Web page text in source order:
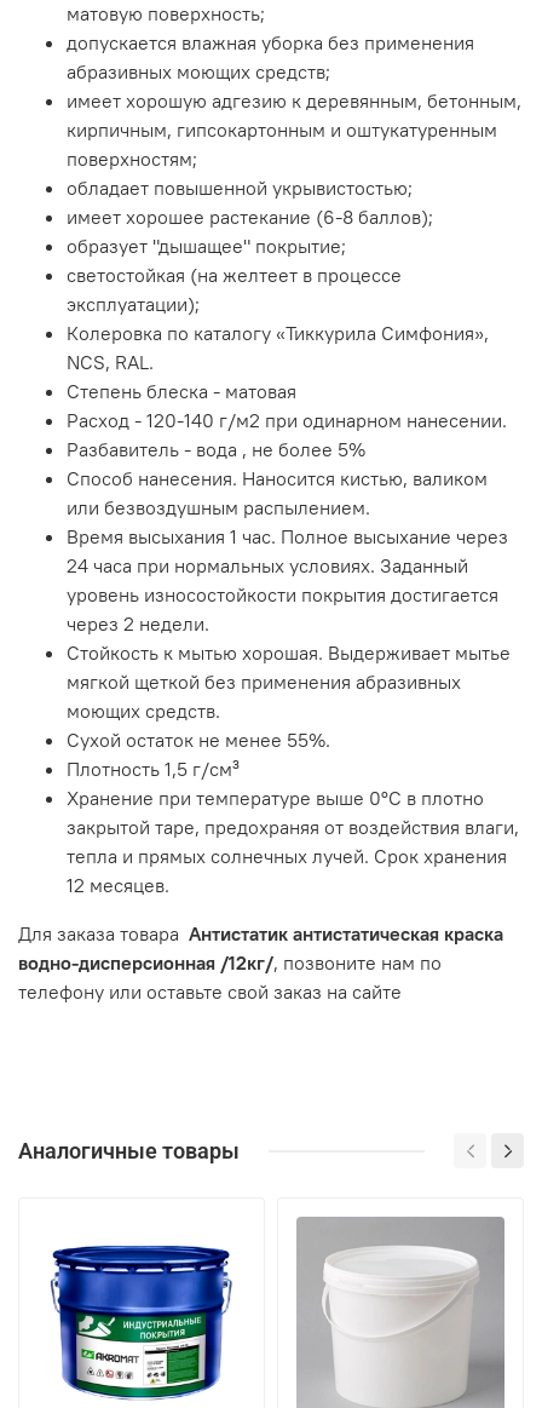
матовую поверхность;
допускается влажная уборка без применения
абразивных моющих средств;
имеет хорошую адгезию к деревянным, бетонным,
кирпичным, гипсокартонным и оштукатуренным
поверхностям;
обладает повышенной укрывистостью;
имеет хорошее растекание (6-8 баллов);
образует "дышащее" покрытие;
светостойкая (на желтеет в процессе
эксплуатации);
Колеровка по каталогу «Тиккурила Симфония»,
NCS, RAL.
Степень блеска - матовая
Расход - 120-140 г/м2 при одинарном нанесении.
Разбавитель - вода , не более 5%
Способ нанесения. Наносится кистью, валиком
или безвоздушным распылением.
Время высыхания 1 час. Полное высыхание через
24 часа при нормальных условиях. Заданный
уровень износостойкости покрытия достигается
через 2 недели.
Стойкость к мытью хорошая. Выдерживает мытье
мягкой щеткой без применения абразивных
моющих средств.
Сухой остаток не менее 55%.
Плотность 1,5 г/см³
Хранение при температуре выше 0ºС в плотно
закрытой таре, предохраняя от воздействия влаги,
тепла и прямых солнечных лучей. Срок хранения
12 месяцев.
Для заказа товара Антистатик антистатическая краска
водно-дисперсионная /12кг/, позвоните нам по
телефону или оставьте свой заказ на сайте
Аналогичные товары